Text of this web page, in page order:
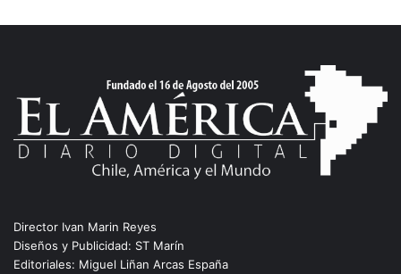
Director Ivan Marin Reyes
Diseños y Publicidad: ST Marín
Editoriales: Miguel Liñan Arcas España